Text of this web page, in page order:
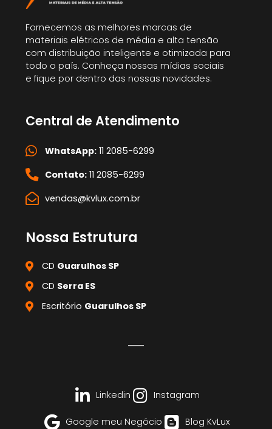
Fornecemos as melhores marcas de
materiais elétricos de média e alta tensão
com distribuição inteligente e otimizada para
todo o país. Conheça nossas mídias sociais
e fique por dentro das nossas novidades.
Central de Atendimento
WhatsApp:11 2085-6299
Contato:11 2085-6299
vendas@kvlux.com.br
Nossa Estrutura
CD Guarulhos SP
CD Serra ES
Escritório Guarulhos SP
Linkedin Instagram
Google meu Negócio Blog KvLux